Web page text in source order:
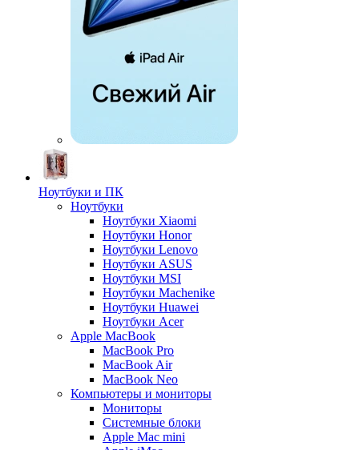
Ноутбуки и ПК
Ноутбуки
Ноутбуки Xiaomi
Ноутбуки Honor
Ноутбуки Lenovo
Ноутбуки ASUS
Ноутбуки MSI
Ноутбуки Machenike
Ноутбуки Huawei
Ноутбуки Acer
Apple MacBook
MacBook Pro
MacBook Air
MacBook Neo
Компьютеры и мониторы
Мониторы
Системные блоки
Apple Mac mini